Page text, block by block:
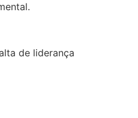
de liderança